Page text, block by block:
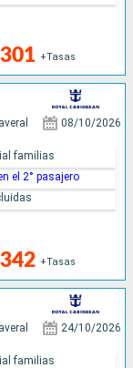
+Tasas
08/10/2026
+Tasas
familias
el 2° pasajero
24/10/2026
familias